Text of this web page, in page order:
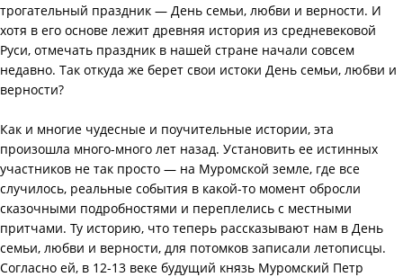
трогательный праздник — День семьи, любви и верности. И
хотя в его основе лежит древняя история из средневековой
Руси, отмечать праздник в нашей стране начали совсем
недавно. Так откуда же берет свои истоки День семьи, любви и
верности?
Как и многие чудесные и поучительные истории, эта
произошла много-много лет назад. Установить ее истинных
участников не так просто — на Муромской земле, где все
случилось, реальные события в какой-то момент обросли
сказочными подробностями и переплелись с местными
притчами. Ту историю, что теперь рассказывают нам в День
семьи, любви и верности, для потомков записали летописцы.
Согласно ей, в 12-13 веке будущий князь Муромский Петр